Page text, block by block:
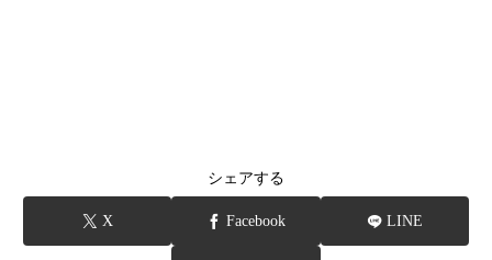
シェアする
X Facebook LINE